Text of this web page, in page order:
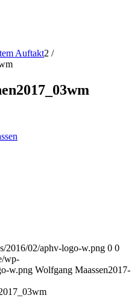
Auftakt2 /
2016/02/aphv-logo-w.png 0 0
wp-
w.png Wolfgang Maassen2017-